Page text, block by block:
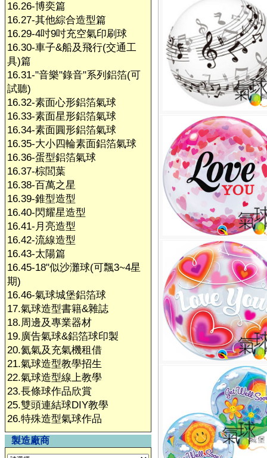
16.26-博奕篇
16.27-其他綜合造型篇
16.29-4吋9吋充空氣印刷球
16.30-車子&船及飛行(交通工
具)篇
16.31-"音樂"錄音"系列鋁箔(可
試聽)
16.32-素面心形鋁箔氣球
16.33-素面星形鋁箔氣球
16.34-素面圓形鋁箔氣球
16.35-大小四輪素面鋁箔氣球
16.36-蛋型鋁箔氣球
16.37-棕閭葉
16.38-百萬之星
16.39-錐型造型
16.40-閃耀星造型
16.41-月亮造型
16.42-流線造型
16.43-太陽篇
16.45-18"似沙灘球(可飄3~4星
期)
16.46-氣球城堡鋁箔球
17.氣球造型書籍&雜誌
18.周邊及專業器材
19.廣告氣球&鋁箔球印製
20.氦氣及充氣機租借
21.氣球造型教學招生
22.氣球造型線上教學
23.長條球作品欣賞
25.雙頭連結球DIY教學
26.特殊造型氣球作品
製造廠商